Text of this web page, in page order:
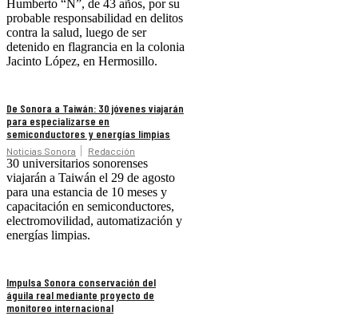
Humberto “N”, de 43 años, por su
probable responsabilidad en delitos
contra la salud, luego de ser
detenido en flagrancia en la colonia
Jacinto López, en Hermosillo.
De Sonora a Taiwán: 30 jóvenes viajarán
para especializarse en
semiconductores y energías limpias
Noticias Sonora Redacción
30 universitarios sonorenses
viajarán a Taiwán el 29 de agosto
para una estancia de 10 meses y
capacitación en semiconductores,
electromovilidad, automatización y
energías limpias.
Impulsa Sonora conservación del
águila real mediante proyecto de
monitoreo internacional